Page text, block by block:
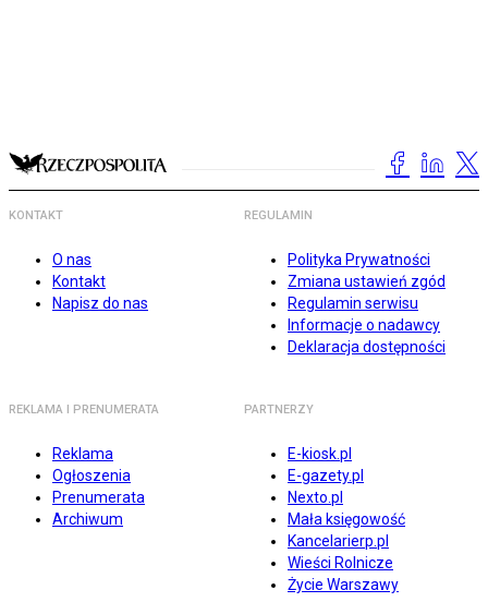
KONTAKT
O nas
Kontakt
Napisz do nas
REGULAMIN
Polityka Prywatności
Zmiana ustawień zgód
Regulamin serwisu
Informacje o nadawcy
Deklaracja dostępności
REKLAMA I PRENUMERATA
Reklama
Ogłoszenia
Prenumerata
Archiwum
PARTNERZY
E-kiosk.pl
E-gazety.pl
Nexto.pl
Mała księgowość
Kancelarierp.pl
Wieści Rolnicze
Życie Warszawy